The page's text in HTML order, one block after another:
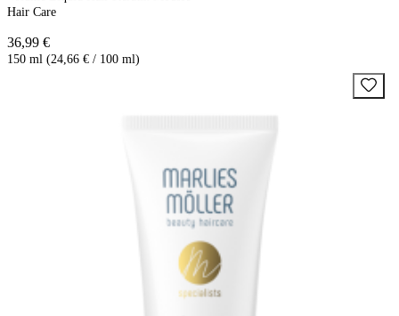
Hair Care
36,99 €
150 ml (24,66 € / 100 ml)